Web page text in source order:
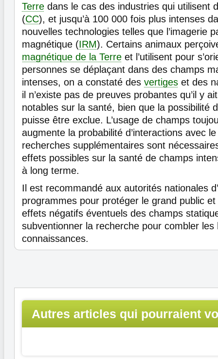
Terre dans le cas des industries qui utilisent
(CC), et jusqu’à 100 000 fois plus intenses
nouvelles technologies telles que l’imagerie
magnétique (IRM). Certains animaux
magnétique de la Terre et l’utilisent pour
personnes se déplaçant dans des champs
intenses, on a constaté des vertiges et des
il n’existe pas de preuves probantes qu’il y
notables sur la santé, bien que la possibilité
puisse être exclue. L’usage de champs
augmente la probabilité d’interactions avec
recherches supplémentaires sont
effets possibles sur la santé de champs
à long terme.
Il est recommandé aux autorités nationales
programmes pour protéger le grand public
effets négatifs éventuels des champs
subventionner la recherche pour combler les
connaissances.
Autres articles qui pourraient